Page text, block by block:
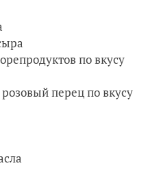
по вкусу
перец по вкусу